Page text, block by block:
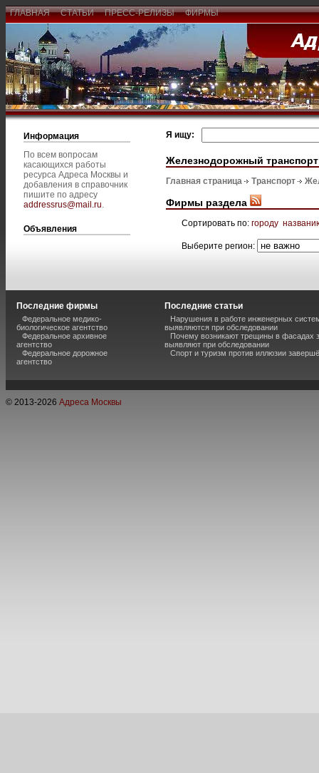
ГЛАВНАЯ СТАТЬИ ПРЕСС-РЕЛИЗЫ ФИРМЫ
Информация
По всем вопросам
касающихся работы
ресурса Адреса Москвы и
добавления в справочник
пишите по адресу
addressrus@mail.ru.
Объявления
Я ищу:
Железнодорожный транспорт
Главная страница Транспорт
Фирмы раздела
Сортировать по: городу
Выберите регион:
Последние фирмы
Федеральное медико-
биологическое агентство
Федеральное архивное
агентство
Федеральное дорожное
агентство
Последние статьи
Нарушения в работе инженерных
выявляются при обследовании
Почему возникают трещины в фасадах
выявляют при обследовании
Спорт и туризм против иллюзии
© 2013-2026 Адреса Москвы